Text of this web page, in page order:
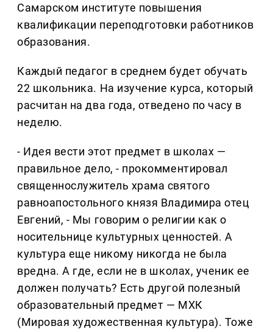
Самарском институте повышения
квалификации переподготовки работников
образования.
Каждый педагог в среднем будет обучать
22 школьника. На изучение курса, который
расчитан на два года, отведено по часу в
неделю.
- Идея вести этот предмет в школах —
правильное дело, - прокомментировал
священнослужитель храма святого
равноапостольного князя Владимира отец
Евгений, - Мы говорим о религии как о
носительнице культурных ценностей. А
культура еще никому никогда не была
вредна. А где, если не в школах, ученик ее
должен получать? Есть другой полезный
образовательный предмет — МХК
(Мировая художественная культура). Тоже